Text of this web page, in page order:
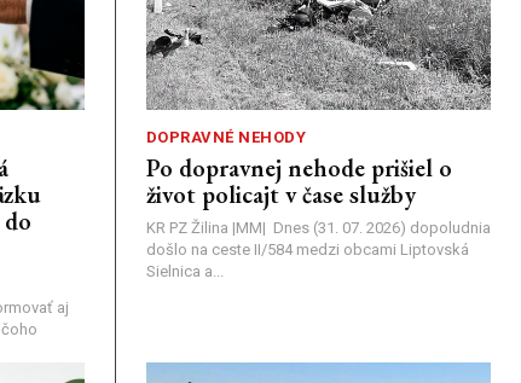
aj
DOPRAVNÉ NEHODY
Po dopravnej nehode prišiel o
život policajt v čase služby
KR PZ Žilina |MM| Dnes (31. 07. 2026) dopoludnia
došlo na ceste II/584 medzi obcami Liptovská
Sielnica a...